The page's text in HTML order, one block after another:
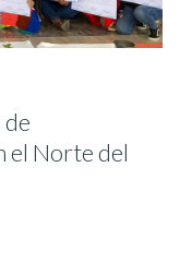
el Norte del